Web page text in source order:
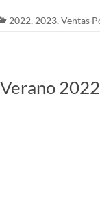
2022, 2023, Ventas
2022